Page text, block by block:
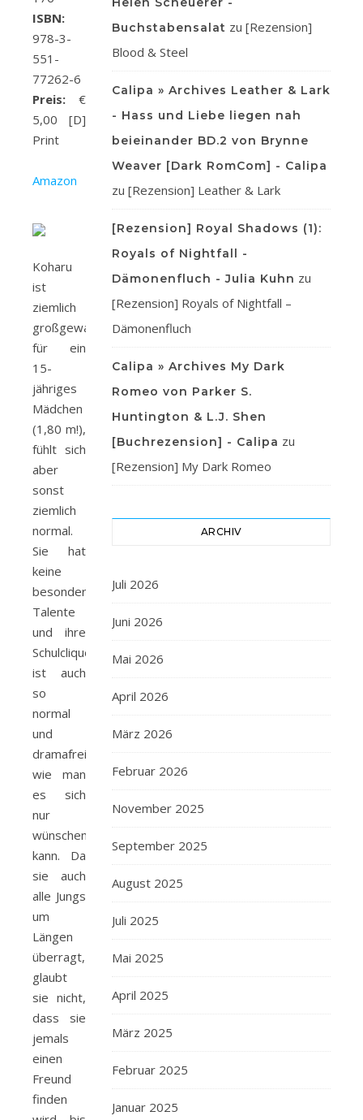
ISBN:
978-3-
551-
77262-6
Preis: €
5,00 [D]
Print
Amazon
Koharu
ist
ziemlich
großgewachsen
für ein
15-
jähriges
Mädchen
(1,80 m!),
fühlt sich
aber
sonst
ziemlich
normal.
Sie hat
keine
besonderen
Talente
und ihre
Schulclique
ist auch
so
normal
und
dramafrei,
wie man
es sich
nur
wünschen
kann. Da
sie auch
alle Jungs
um
Längen
überragt,
glaubt
sie nicht,
dass sie
jemals
einen
Freund
finden
Buchstabensalat zu [Rezension]
Blood & Steel
Calipa » Archives Leather & Lark
- Hass und Liebe liegen nah
beieinander BD.2 von Brynne
Weaver [Dark RomCom] - Calipa
zu [Rezension] Leather & Lark
[Rezension] Royal Shadows (1):
Royals of Nightfall -
Dämonenfluch - Julia Kuhn zu
[Rezension] Royals of Nightfall –
Dämonenfluch
Calipa » Archives My Dark
Romeo von Parker S.
Huntington & L.J. Shen
[Buchrezension] - Calipa zu
[Rezension] My Dark Romeo
ARCHIV
Juli 2026
Juni 2026
Mai 2026
April 2026
März 2026
Februar 2026
November 2025
September 2025
August 2025
Juli 2025
Mai 2025
April 2025
März 2025
Februar 2025
Januar 2025